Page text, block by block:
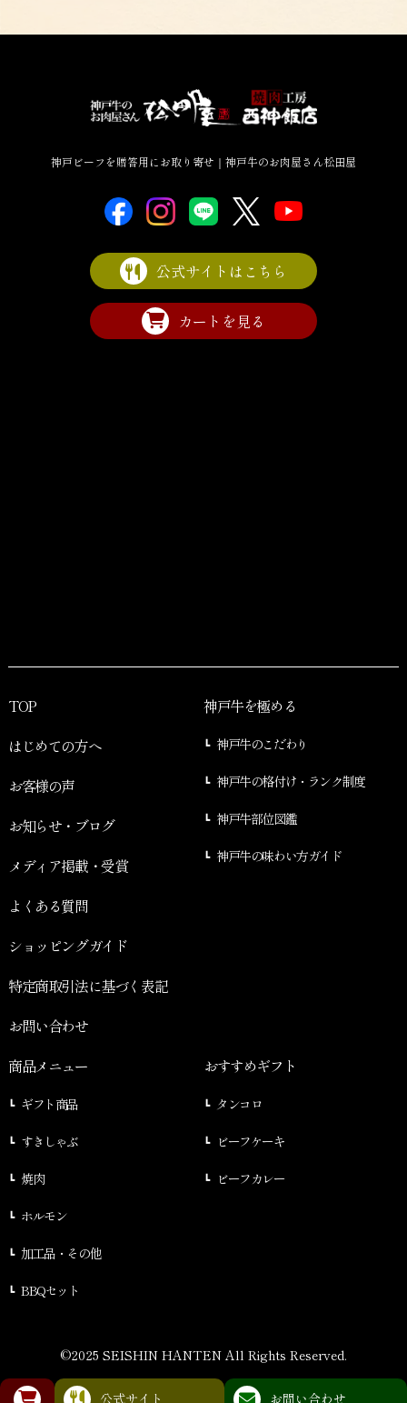
公式サイト お問い合わせ
神戸ビーフを贈答用にお取り寄せ｜神戸牛のお肉屋さん松田屋
公式サイトはこちら
カートを見る
TOP
はじめての方へ
お客様の声
お知らせ・ブログ
メディア掲載・受賞
よくある質問
ショッピングガイド
特定商取引法に基づく表記
お問い合わせ
神戸牛を極める
神戸牛のこだわり
神戸牛の格付け・ランク制度
神戸牛部位図鑑
神戸牛の味わい方ガイド
商品メニュー
ギフト商品
すきしゃぶ
焼肉
ホルモン
加工品・その他
BBQセット
おすすめギフト
タンコロ
ビーフケーキ
ビーフカレー
©2025 SEISHIN HANTEN All Rights Reserved.